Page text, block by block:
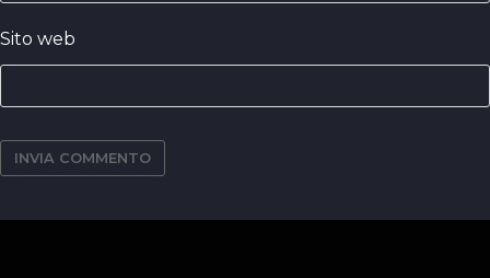
Sito web